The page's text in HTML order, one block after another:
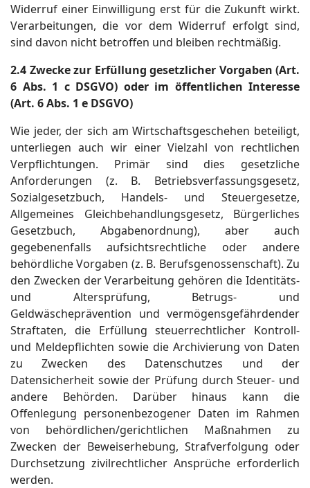
Widerruf einer Einwilligung erst für die Zukunft wirkt.
Verarbeitungen, die vor dem Widerruf erfolgt sind,
sind davon nicht betroffen und bleiben rechtmäßig.
2.4 Zwecke zur Erfüllung gesetzlicher Vorgaben (Art.
6 Abs. 1 c DSGVO) oder im öffentlichen Interesse
(Art. 6 Abs. 1 e DSGVO)
Wie jeder, der sich am Wirtschaftsgeschehen beteiligt,
unterliegen auch wir einer Vielzahl von rechtlichen
Verpflichtungen. Primär sind dies gesetzliche
Anforderungen (z. B. Betriebsverfassungsgesetz,
Sozialgesetzbuch, Handels- und Steuergesetze,
Allgemeines Gleichbehandlungsgesetz, Bürgerliches
Gesetzbuch, Abgabenordnung), aber auch
gegebenenfalls aufsichtsrechtliche oder andere
behördliche Vorgaben (z. B. Berufsgenossenschaft). Zu
den Zwecken der Verarbeitung gehören die Identitäts-
und Altersprüfung, Betrugs- und
Geldwäscheprävention und vermögensgefährdender
Straftaten, die Erfüllung steuerrechtlicher Kontroll-
und Meldepflichten sowie die Archivierung von Daten
zu Zwecken des Datenschutzes und der
Datensicherheit sowie der Prüfung durch Steuer- und
andere Behörden. Darüber hinaus kann die
Offenlegung personenbezogener Daten im Rahmen
von behördlichen/gerichtlichen Maßnahmen zu
Zwecken der Beweiserhebung, Strafverfolgung oder
Durchsetzung zivilrechtlicher Ansprüche erforderlich
werden.